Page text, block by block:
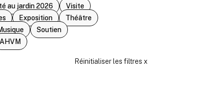
au jardin 2026
Visite
Exposition
Théâtre
Soutien
AHVM